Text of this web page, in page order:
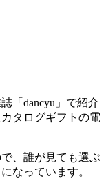
「dancyu」で紹介
タログギフト の電
、誰が見ても選ぶ
なっています。